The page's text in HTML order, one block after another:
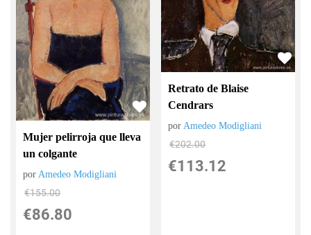
Mujer pelirroja que lleva
un colgante
porAmedeo Modigliani
€155.00
€86.80
Retrato de Blaise
Cendrars
porAmedeo Modigliani
€202.00
€113.12